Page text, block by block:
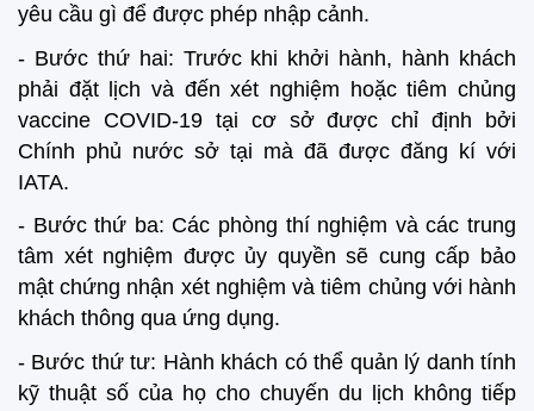
yêu cầu gì để được phép nhập cảnh.
- Bước thứ hai: Trước khi khởi hành, hành khách
phải đặt lịch và đến xét nghiệm hoặc tiêm chủng
vaccine COVID-19 tại cơ sở được chỉ định bởi
Chính phủ nước sở tại mà đã được đăng kí với
IATA.
- Bước thứ ba: Các phòng thí nghiệm và các trung
tâm xét nghiệm được ủy quyền sẽ cung cấp bảo
mật chứng nhận xét nghiệm và tiêm chủng với hành
khách thông qua ứng dụng.
- Bước thứ tư: Hành khách có thể quản lý danh tính
kỹ thuật số của họ cho chuyến du lịch không tiếp